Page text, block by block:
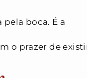
boca. É a
o prazer de